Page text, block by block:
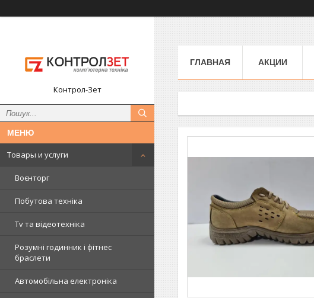
Контрол-Зет
Товары и услуги
Воєнторг
Побутова техніка
Tv та відеотехніка
Розумні годинник і фітнес
браслети
Автомобільна електроніка
ГЛАВНАЯ АКЦИИ